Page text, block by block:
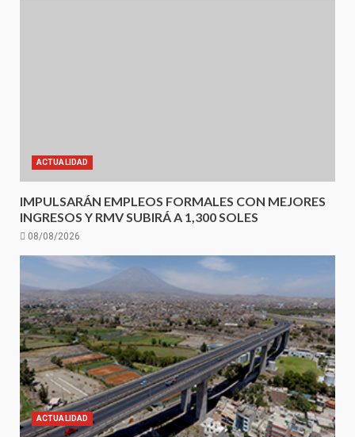
ACTUALIDAD
IMPULSARÁN EMPLEOS FORMALES CON MEJORES
INGRESOS Y RMV SUBIRÁ A 1,300 SOLES
08/08/2026
ACTUALIDAD